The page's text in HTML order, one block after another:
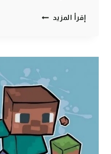
إقرأ المزيد ماين
البـيـت
39#
MINECRAFT
:
D7OOMY999